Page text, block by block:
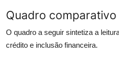
Quadro
O quadro a seguir sintetiza a
crédito e inclusão financeira.